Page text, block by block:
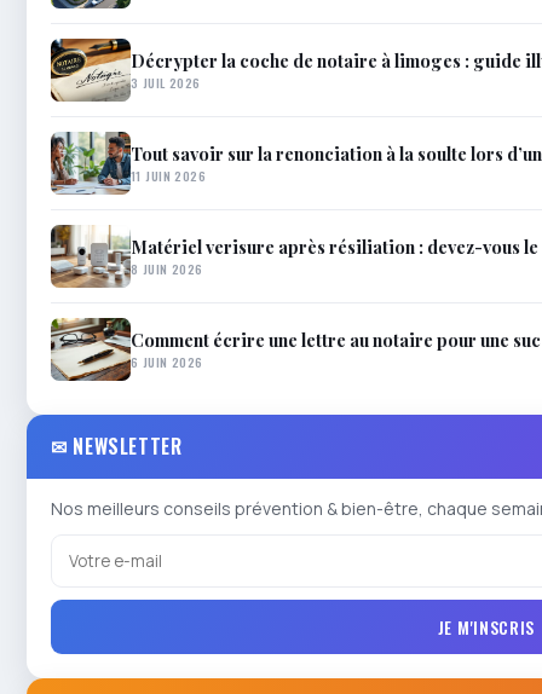
Décrypter la coche de notaire à limoges : guide
3 JUIL 2026
Tout savoir sur la renonciation à la soulte lors
11 JUIN 2026
Matériel verisure après résiliation : devez-vous
8 JUIN 2026
Comment écrire une lettre au notaire pour une
6 JUIN 2026
✉ NEWSLETTER
Nos meilleurs conseils prévention & bien-être, chaque
JE M'INSCRIS